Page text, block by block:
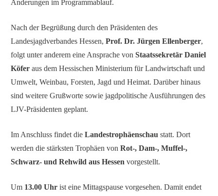
Änderungen im Programmablauf.
Nach der Begrüßung durch den Präsidenten des
Landesjagdverbandes Hessen,Prof. Dr. Jürgen Ellenberger,
folgt unter anderem eine Ansprache vonStaatssekretär Daniel
Köfer aus dem Hessischen Ministerium für Landwirtschaft und
Umwelt, Weinbau, Forsten, Jagd und Heimat. Darüber hinaus
sind weitere Grußworte sowie jagdpolitische Ausführungen des
LJV-Präsidenten geplant.
Im Anschluss findet dieLandestrophäenschau statt. Dort
werden die stärksten Trophäen vonRot-, Dam-, Muffel-,
Schwarz- und Rehwild aus Hessen vorgestellt.
Um 13.00 Uhr ist eine Mittagspause vorgesehen. Damit endet